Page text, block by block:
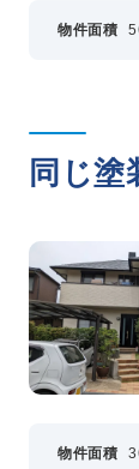
物件面積
同じ塗
物件面積